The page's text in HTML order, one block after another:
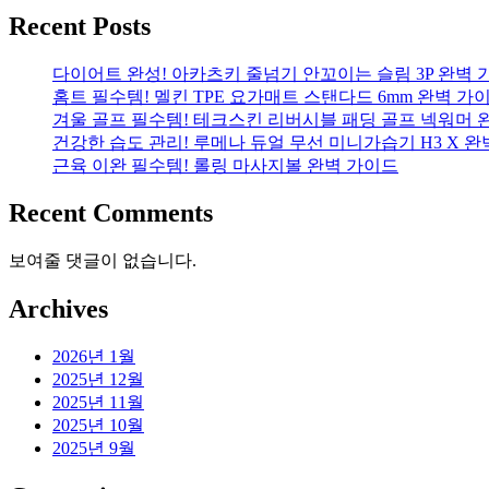
Recent Posts
다이어트 완성! 아카츠키 줄넘기 안꼬이는 슬림 3P 완벽
홈트 필수템! 멜킨 TPE 요가매트 스탠다드 6mm 완벽 가
겨울 골프 필수템! 테크스킨 리버시블 패딩 골프 넥워머
건강한 습도 관리! 루메나 듀얼 무선 미니가습기 H3 X 완
근육 이완 필수템! 롤링 마사지볼 완벽 가이드
Recent Comments
보여줄 댓글이 없습니다.
Archives
2026년 1월
2025년 12월
2025년 11월
2025년 10월
2025년 9월